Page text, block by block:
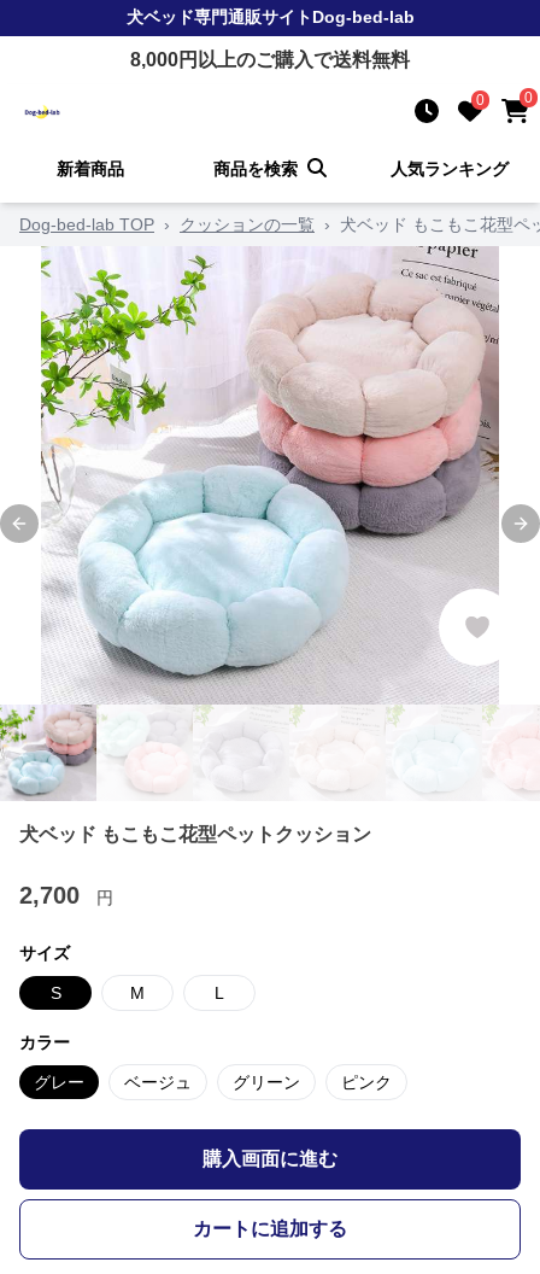
犬ベッド専門通販サイトDog-bed-lab
8,000円以上のご購入で送料無料
0 0
新着商品 商品を検索 人気ランキング
Dog-bed-lab TOP › クッションの一覧 › 犬ベッド もこもこ花型ペ
Previous slide
犬ベッド もこもこ花型ペットクッション
2,700 円
サイズ
S M L
カラー
グレー ベージュ グリーン ピンク
購入画面に進む
カートに追加する